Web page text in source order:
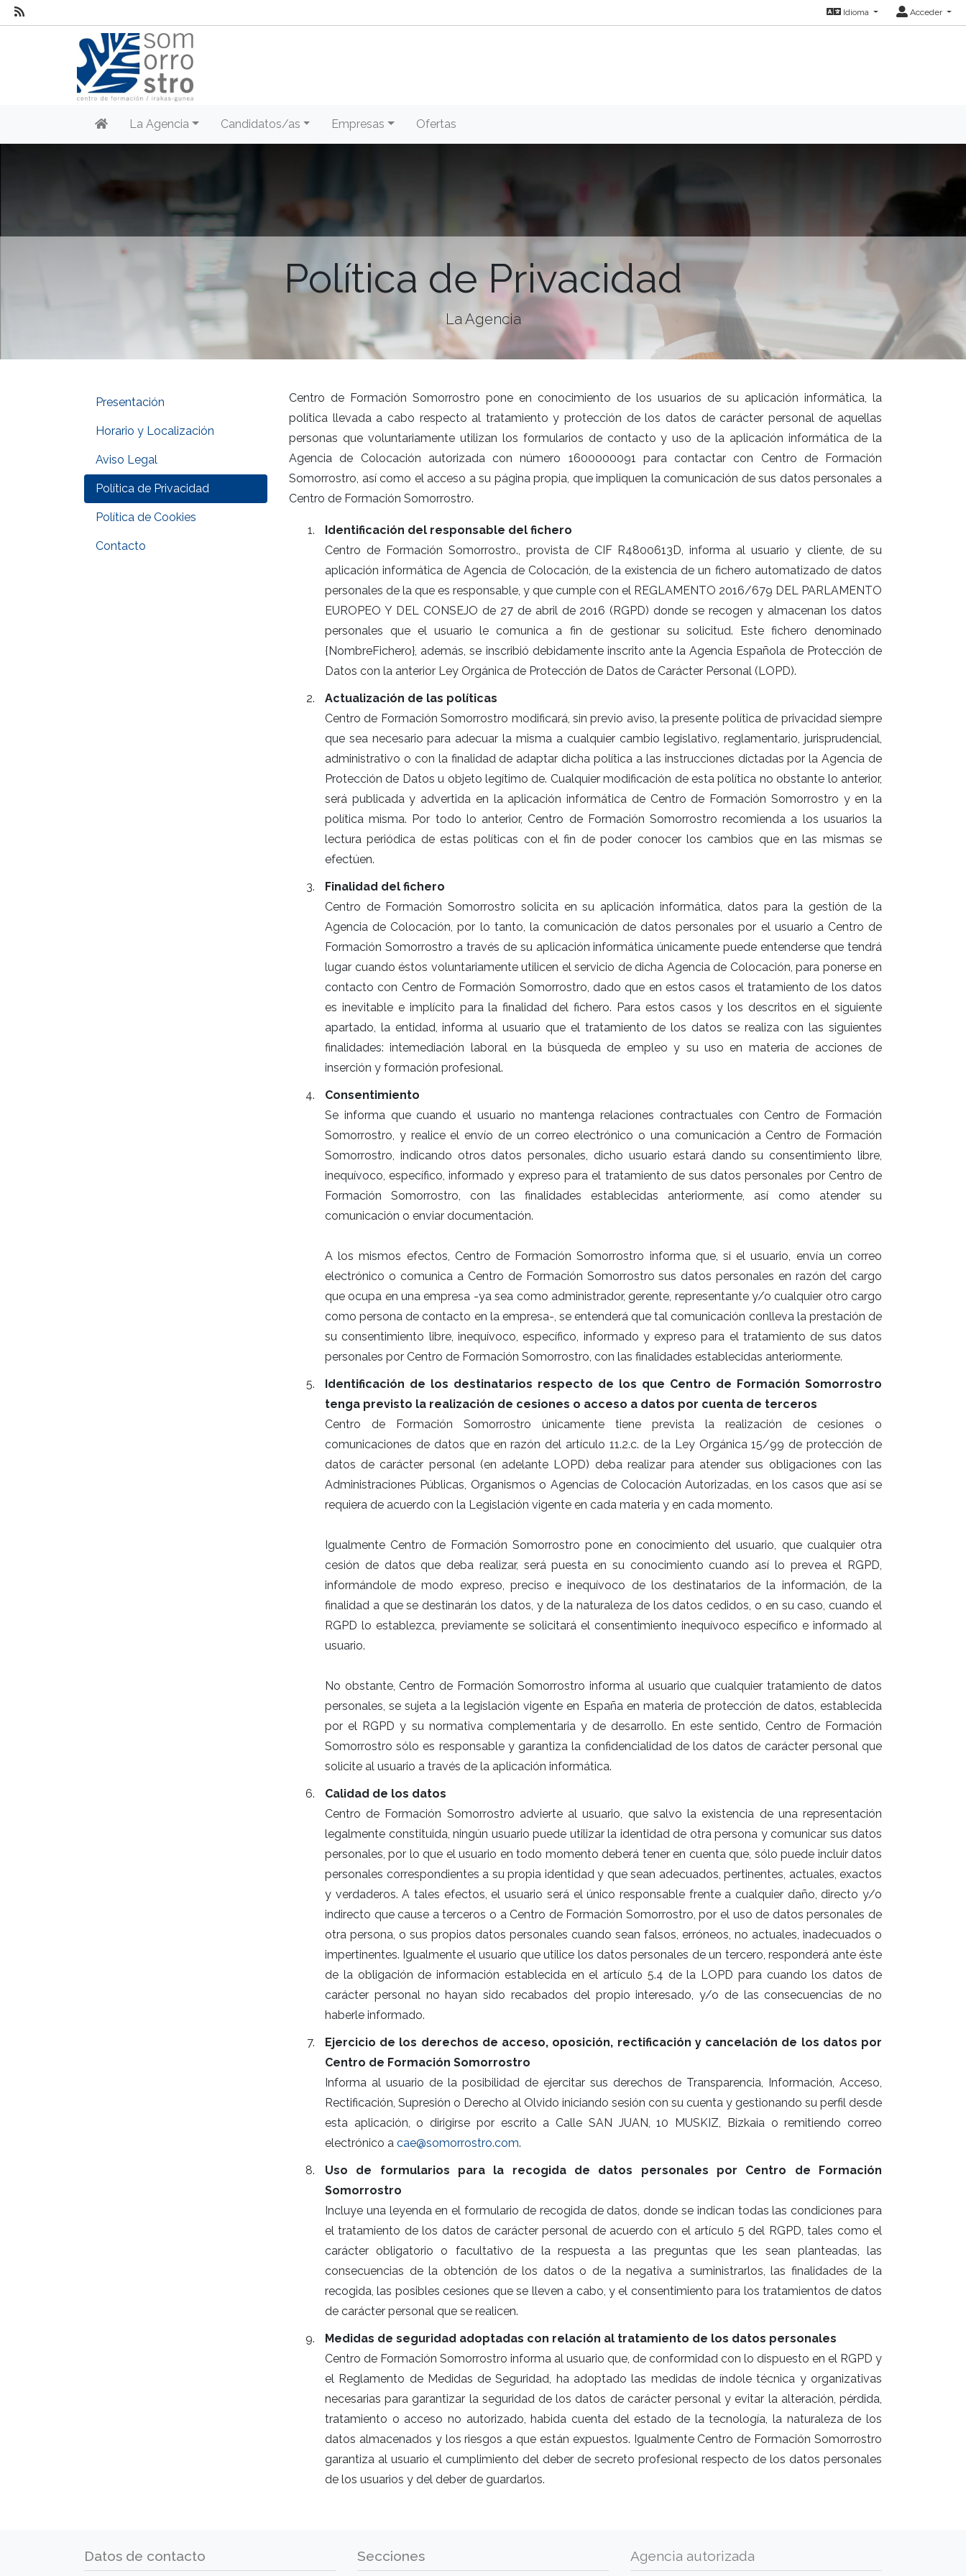
Idioma Acceder
La Agencia Candidatos/as Empresas Ofertas
Política de Privacidad
La Agencia
Presentación
Horario y Localización
Aviso Legal
Política de Privacidad
Política de Cookies
Contacto
Centro de Formación Somorrostro pone en conocimiento de los usuarios de su aplicación informática, la
política llevada a cabo respecto al tratamiento y protección de los datos de carácter personal de aquellas
personas que voluntariamente utilizan los formularios de contacto y uso de la aplicación informática de la
Agencia de Colocación autorizada con número 1600000091 para contactar con Centro de Formación
Somorrostro, así como el acceso a su página propia, que impliquen la comunicación de sus datos personales a
Centro de Formación Somorrostro.
Identificación del responsable del fichero
Centro de Formación Somorrostro., provista de CIF R4800613D, informa al usuario y cliente, de su
aplicación informática de Agencia de Colocación, de la existencia de un fichero automatizado de datos
personales de la que es responsable, y que cumple con el REGLAMENTO 2016/679 DEL PARLAMENTO
EUROPEO Y DEL CONSEJO de 27 de abril de 2016 (RGPD) donde se recogen y almacenan los datos
personales que el usuario le comunica a fin de gestionar su solicitud. Este fichero denominado
{NombreFichero}, además, se inscribió debidamente inscrito ante la Agencia Española de Protección de
Datos con la anterior Ley Orgánica de Protección de Datos de Carácter Personal (LOPD).
Actualización de las políticas
Centro de Formación Somorrostro modificará, sin previo aviso, la presente política de privacidad siempre
que sea necesario para adecuar la misma a cualquier cambio legislativo, reglamentario, jurisprudencial,
administrativo o con la finalidad de adaptar dicha política a las instrucciones dictadas por la Agencia de
Protección de Datos u objeto legítimo de. Cualquier modificación de esta política no obstante lo anterior,
será publicada y advertida en la aplicación informática de Centro de Formación Somorrostro y en la
política misma. Por todo lo anterior, Centro de Formación Somorrostro recomienda a los usuarios la
lectura periódica de estas políticas con el fin de poder conocer los cambios que en las mismas se
efectúen.
Finalidad del fichero
Centro de Formación Somorrostro solicita en su aplicación informática, datos para la gestión de la
Agencia de Colocación, por lo tanto, la comunicación de datos personales por el usuario a Centro de
Formación Somorrostro a través de su aplicación informática únicamente puede entenderse que tendrá
lugar cuando éstos voluntariamente utilicen el servicio de dicha Agencia de Colocación, para ponerse en
contacto con Centro de Formación Somorrostro, dado que en estos casos el tratamiento de los datos
es inevitable e implícito para la finalidad del fichero. Para estos casos y los descritos en el siguiente
apartado, la entidad, informa al usuario que el tratamiento de los datos se realiza con las siguientes
finalidades: intemediación laboral en la búsqueda de empleo y su uso en materia de acciones de
inserción y formación profesional.
Consentimiento
Se informa que cuando el usuario no mantenga relaciones contractuales con Centro de Formación
Somorrostro, y realice el envío de un correo electrónico o una comunicación a Centro de Formación
Somorrostro, indicando otros datos personales, dicho usuario estará dando su consentimiento libre,
inequívoco, específico, informado y expreso para el tratamiento de sus datos personales por Centro de
Formación Somorrostro, con las finalidades establecidas anteriormente, así como atender su
comunicación o enviar documentación.
A los mismos efectos, Centro de Formación Somorrostro informa que, si el usuario, envía un correo
electrónico o comunica a Centro de Formación Somorrostro sus datos personales en razón del cargo
que ocupa en una empresa -ya sea como administrador, gerente, representante y/o cualquier otro cargo
como persona de contacto en la empresa-, se entenderá que tal comunicación conlleva la prestación de
su consentimiento libre, inequívoco, específico, informado y expreso para el tratamiento de sus datos
personales por Centro de Formación Somorrostro, con las finalidades establecidas anteriormente.
Identificación de los destinatarios respecto de los que Centro de Formación Somorrostro
tenga previsto la realización de cesiones o acceso a datos por cuenta de terceros
Centro de Formación Somorrostro únicamente tiene prevista la realización de cesiones o
comunicaciones de datos que en razón del artículo 11.2.c. de la Ley Orgánica 15/99 de protección de
datos de carácter personal (en adelante LOPD) deba realizar para atender sus obligaciones con las
Administraciones Públicas, Organismos o Agencias de Colocación Autorizadas, en los casos que así se
requiera de acuerdo con la Legislación vigente en cada materia y en cada momento.
Igualmente Centro de Formación Somorrostro pone en conocimiento del usuario, que cualquier otra
cesión de datos que deba realizar, será puesta en su conocimiento cuando así lo prevea el RGPD,
informándole de modo expreso, preciso e inequívoco de los destinatarios de la información, de la
finalidad a que se destinarán los datos, y de la naturaleza de los datos cedidos, o en su caso, cuando el
RGPD lo establezca, previamente se solicitará el consentimiento inequívoco específico e informado al
usuario.
No obstante, Centro de Formación Somorrostro informa al usuario que cualquier tratamiento de datos
personales, se sujeta a la legislación vigente en España en materia de protección de datos, establecida
por el RGPD y su normativa complementaria y de desarrollo. En este sentido, Centro de Formación
Somorrostro sólo es responsable y garantiza la confidencialidad de los datos de carácter personal que
solicite al usuario a través de la aplicación informática.
Calidad de los datos
Centro de Formación Somorrostro advierte al usuario, que salvo la existencia de una representación
legalmente constituida, ningún usuario puede utilizar la identidad de otra persona y comunicar sus datos
personales, por lo que el usuario en todo momento deberá tener en cuenta que, sólo puede incluir datos
personales correspondientes a su propia identidad y que sean adecuados, pertinentes, actuales, exactos
y verdaderos. A tales efectos, el usuario será el único responsable frente a cualquier daño, directo y/o
indirecto que cause a terceros o a Centro de Formación Somorrostro, por el uso de datos personales de
otra persona, o sus propios datos personales cuando sean falsos, erróneos, no actuales, inadecuados o
impertinentes. Igualmente el usuario que utilice los datos personales de un tercero, responderá ante éste
de la obligación de información establecida en el artículo 5.4 de la LOPD para cuando los datos de
carácter personal no hayan sido recabados del propio interesado, y/o de las consecuencias de no
haberle informado.
Ejercicio de los derechos de acceso, oposición, rectificación y cancelación de los datos por
Centro de Formación Somorrostro
Informa al usuario de la posibilidad de ejercitar sus derechos de Transparencia, Información, Acceso,
Rectificación, Supresión o Derecho al Olvido iniciando sesión con su cuenta y gestionando su perfil desde
esta aplicación, o dirigirse por escrito a Calle SAN JUAN, 10 MUSKIZ, Bizkaia o remitiendo correo
electrónico a cae@somorrostro.com.
Uso de formularios para la recogida de datos personales por Centro de Formación
Somorrostro
Incluye una leyenda en el formulario de recogida de datos, donde se indican todas las condiciones para
el tratamiento de los datos de carácter personal de acuerdo con el artículo 5 del RGPD, tales como el
carácter obligatorio o facultativo de la respuesta a las preguntas que les sean planteadas, las
consecuencias de la obtención de los datos o de la negativa a suministrarlos, las finalidades de la
recogida, las posibles cesiones que se lleven a cabo, y el consentimiento para los tratamientos de datos
de carácter personal que se realicen.
Medidas de seguridad adoptadas con relación al tratamiento de los datos personales
Centro de Formación Somorrostro informa al usuario que, de conformidad con lo dispuesto en el RGPD y
el Reglamento de Medidas de Seguridad, ha adoptado las medidas de índole técnica y organizativas
necesarias para garantizar la seguridad de los datos de carácter personal y evitar la alteración, pérdida,
tratamiento o acceso no autorizado, habida cuenta del estado de la tecnología, la naturaleza de los
datos almacenados y los riesgos a que están expuestos. Igualmente Centro de Formación Somorrostro
garantiza al usuario el cumplimiento del deber de secreto profesional respecto de los datos personales
de los usuarios y del deber de guardarlos.
Datos de contacto Secciones Agencia autorizada